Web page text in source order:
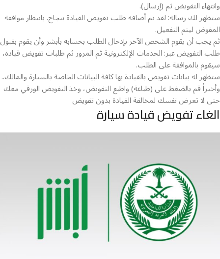
وانتهاء التفويض ثم (إرسال).
ستظهر لك رسالة: لقد تم أضافه طلب تفويض القيادة بنجاح. بانتظار موافقة
المفوض ليتم التفعيل.
ثم يجب أن يقوم الشخص الآخر بإدحال الطلب بحسابه بأبشر وأن يقوم بقبول
طلب التفويض عبر: الخدمات الإلكترونية ثم المرور ثم طلبات تفويض قيادة،
سيقوم بالموافقة على الطلب.
ستظهر له بيانات تفويض بالقيادة بها كافة البيانات الخاصة بالسيارة والمالك..
وأخيراً قم بالضغط على (طباعة) واطبع التفويض، وخذ التفويض الورقي معك
حتى لا تعرض نفسك لمخالفة القيادة بدون تفويض
الغاء تفويض قيادة سيارة